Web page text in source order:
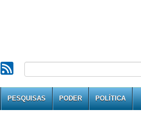
PESQUISAS PODER POLÍTICA